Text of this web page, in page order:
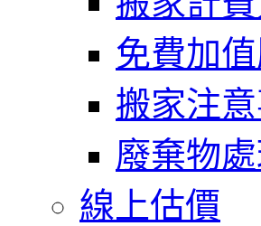
免費加
搬家注
廢棄物
線上估價